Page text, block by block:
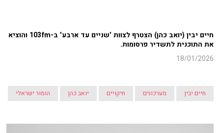
חיים יבין (יואב כהן) הצטרף לצוות 'שניים עד ארבע' ב-103fm והוציא
את התוכנית לתשדיר פרסומות.
18/01/2026
חיים יבין מערכונים חיקויים יואב כהן הומור ישראלי